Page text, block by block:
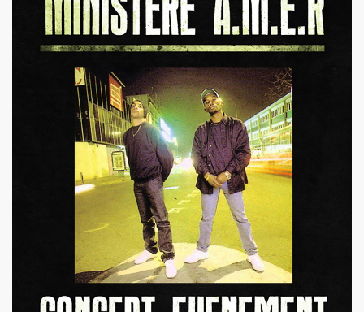
DUVALL" (realise par Benjamin Schoos et Chris
"Rallumeurs d'etoiles") le 2 juillet 2016 a DOMONT (95) :
"39 de fievre) de MARIE FRANCE ET LES
"1976-2016" le 22 avril 2016 aux RENDEZ VOUS D
chansons de JACQUES DUVALL) le 25 mars 2016 a l
Berlin" et "Sphynx") le 18 mars 2016 a l EMB de
DAUGA, JEAN-WILLIAM THOURY et VINCENT
+ concert le 5 decembre 2015 a LA